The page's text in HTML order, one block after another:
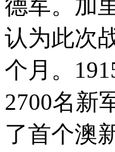
德军。加
认为此次
个月。
2700名新
了首个澳